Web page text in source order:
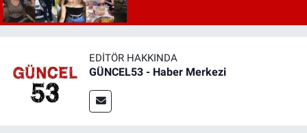
EDITÖR HAKKINDA
GÜNCEL53 - Haber Merkezi